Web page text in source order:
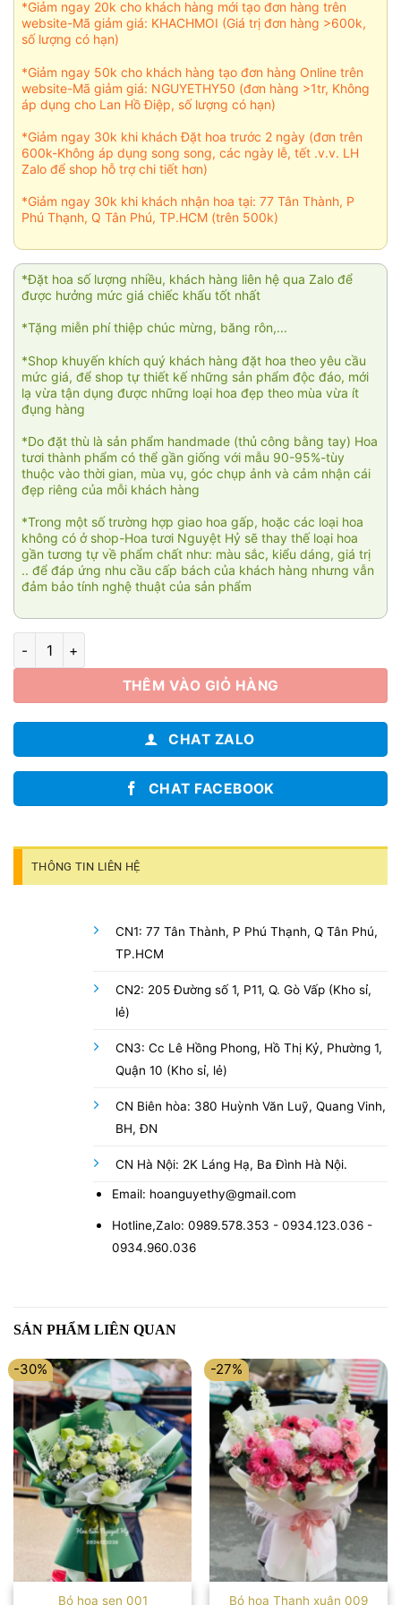
*Giảm ngay 20k cho khách hàng mới tạo đơn hàng trên
website-Mã giảm giá: KHACHMOI (Giá trị đơn hàng >600k,
số lượng có hạn)
*Giảm ngay 50k cho khách hàng tạo đơn hàng Online trên
website-Mã giảm giá: NGUYETHY50 (đơn hàng >1tr, Không
áp dụng cho Lan Hồ Điệp, số lượng có hạn)
*Giảm ngay 30k khi khách Đặt hoa trước 2 ngày (đơn trên
600k-Không áp dụng song song, các ngày lễ, tết .v.v. LH
Zalo để shop hỗ trợ chi tiết hơn)
*Giảm ngay 30k khi khách nhận hoa tại: 77 Tân Thành, P
Phú Thạnh, Q Tân Phú, TP.HCM (trên 500k)
*Đặt hoa số lượng nhiều, khách hàng liên hệ qua Zalo để
được hưởng mức giá chiếc khấu tốt nhất
*Tặng miễn phí thiệp chúc mừng, băng rôn,...
*Shop khuyến khích quý khách hàng đặt hoa theo yêu cầu
mức giá, để shop tự thiết kế những sản phẩm độc đáo, mới
lạ vừa tận dụng được những loại hoa đẹp theo mùa vừa ít
đụng hàng
*Do đặt thù là sản phẩm handmade (thủ công bằng tay) Hoa
tươi thành phẩm có thể gần giống với mẫu 90-95%-tùy
thuộc vào thời gian, mùa vụ, góc chụp ảnh và cảm nhận cái
đẹp riêng của mỗi khách hàng
*Trong một số trường hợp giao hoa gấp, hoặc các loại hoa
không có ở shop-Hoa tươi Nguyệt Hỷ sẽ thay thế loại hoa
gần tương tự về phẩm chất như: màu sắc, kiểu dáng, giá trị
.. để đáp ứng nhu cầu cấp bách của khách hàng nhưng vẫn
đảm bảo tính nghệ thuật của sản phẩm
Bó hoa Tình nồng 009 số lượng
THÊM VÀO GIỎ HÀNG
CHAT ZALO
CHAT FACEBOOK
THÔNG TIN LIÊN HỆ
CN1: 77 Tân Thành, P Phú Thạnh, Q Tân Phú,
TP.HCM
CN2: 205 Đường số 1, P11, Q. Gò Vấp (Kho sỉ,
lẻ)
CN3: Cc Lê Hồng Phong, Hồ Thị Kỷ, Phường 1,
Quận 10 (Kho sỉ, lẻ)
CN Biên hòa: 380 Huỳnh Văn Luỹ, Quang Vinh,
BH, ĐN
CN Hà Nội: 2K Láng Hạ, Ba Đình Hà Nội.
Email: hoanguyethy@gmail.com
Hotline,Zalo: 0989.578.353 - 0934.123.036 -
0934.960.036
SẢN PHẨM LIÊN QUAN
-30%
Bó hoa sen 001
-27%
Bó hoa Thanh xuân 009